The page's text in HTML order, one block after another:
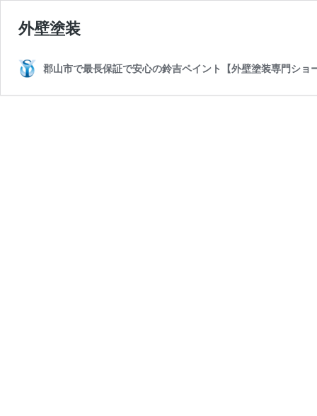
外壁塗装
郡山市で最長保証で安心の鈴吉ペイント【外壁塗装専門ショ